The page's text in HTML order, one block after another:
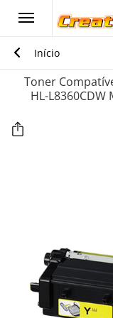
Início
Toner
HL-L8360CDW